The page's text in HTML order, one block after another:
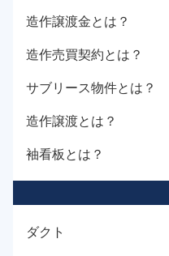
造作譲渡金とは？
造作売買契約とは？
サブリース物件とは？
造作譲渡とは？
袖看板とは？
ダクト